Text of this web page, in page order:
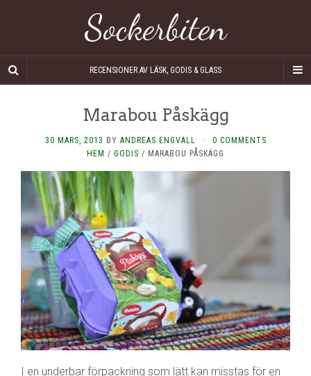
Sockerbiten
RECENSIONER AV LÄSK, GODIS & GLASS
Marabou Påskägg
30 MARS, 2013 BY ANDREAS ENGVALL ·
0 COMMENTS
HEM / GODIS / MARABOU PÅSKÄGG
I en underbar förpackning som lätt kan misstas för en